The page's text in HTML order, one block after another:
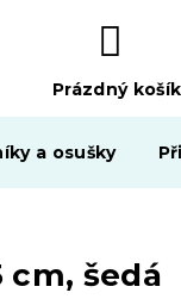
NÁKUPNÍ
KOŠÍK
Prázdný košík
a osušky
cm, šedá